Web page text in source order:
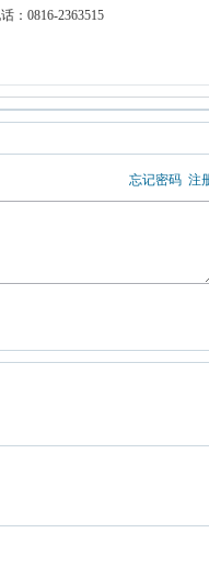
：0816-2363515